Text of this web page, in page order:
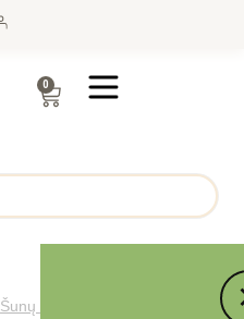
0
Šunų maistas